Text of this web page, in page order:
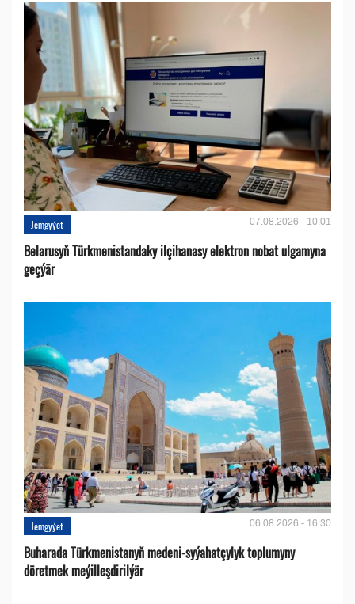
Jemgyýet 07.08.2026 - 10:01
Belarusyň Türkmenistandaky ilçihanasy elektron nobat ulgamyna
geçýär
Jemgyýet 06.08.2026 - 16:30
Buharada Türkmenistanyň medeni-syýahatçylyk toplumyny
döretmek meýilleşdirilýär